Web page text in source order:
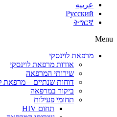
عربيه
Русский
ትግርኛ
Menu
מרפאת לוינסקי
אודות מרפאת לוינסקי
שירותי המרפאה
דוחות שנתיים – מרפאת
ביקור במרפאה
תחומי פעילות
תחום HIV